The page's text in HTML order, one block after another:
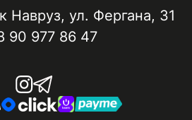
Навруз​, ул. Фергана, 31
90 977 86 47